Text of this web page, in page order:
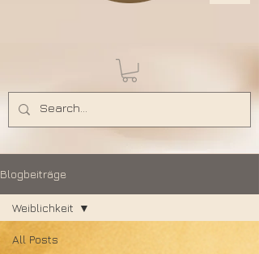
Blogbeiträge
All Posts
Weiblichkeit